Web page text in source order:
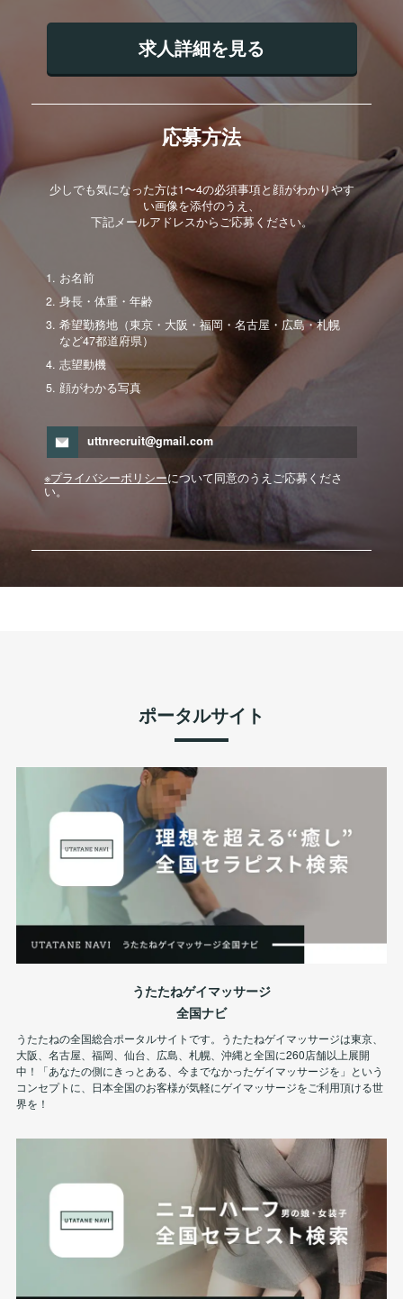
求人詳細を見る
応募方法
少しでも気になった方は1〜4の必須事項と顔がわかりやす
い画像を添付のうえ、
下記メールアドレスからご応募ください。
お名前
身長・体重・年齢
希望勤務地（東京・大阪・福岡・名古屋・広島・札幌
など47都道府県）
志望動機
顔がわかる写真
uttnrecruit@gmail.com
※プライバシーポリシーについて同意のうえご応募くださ
い。
ポータルサイト
うたたねゲイマッサージ
全国ナビ
うたたねの全国総合ポータルサイトです。うたたねゲイマッサージは東京、
大阪、名古屋、福岡、仙台、広島、札幌、沖縄と全国に260店舗以上展開
中！「あなたの側にきっとある、今までなかったゲイマッサージを」という
コンセプトに、日本全国のお客様が気軽にゲイマッサージをご利用頂ける世
界を！